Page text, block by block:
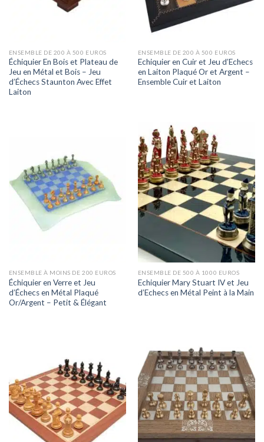
ENSEMBLE DE 200 À 500 EUROS
Échiquier En Bois et Plateau de
Jeu en Métal et Bois – Jeu
d’Échecs Staunton Avec Effet
Laiton
ENSEMBLE DE 200 À 500 EUROS
Echiquier en Cuir et Jeu d’Echecs
en Laiton Plaqué Or et Argent –
Ensemble Cuir et Laiton
ENSEMBLE À MOINS DE 200 EUROS
Échiquier en Verre et Jeu
d’Échecs en Métal Plaqué
Or/Argent – Petit & Élégant
ENSEMBLE DE 500 À 1000 EUROS
Echiquier Mary Stuart IV et Jeu
d’Echecs en Métal Peint à la Main